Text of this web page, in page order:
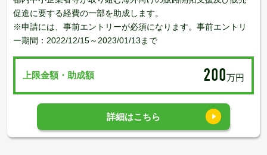
促進に要する経費の一部を助成します。
※申請には、事前エントリーが必須になります。事前エントリ
ー期間：2022/12/15～2023/01/13まで
上限金額・助成額 200万円
詳細はこちら